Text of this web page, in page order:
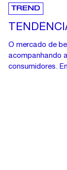
O mercado de
acompanhando
consumidores.
TREND